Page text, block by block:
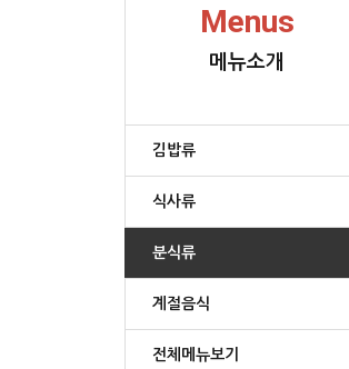
Menus
메뉴소개
김밥류
식사류
분식류
계절음식
전체메뉴보기